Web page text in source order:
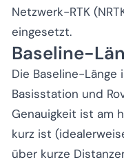
Netzwerk-RTK
eingesetzt.
Baseline-
Die Baseline-
Basisstation und
Genauigkeit ist am
kurz ist
über kurze